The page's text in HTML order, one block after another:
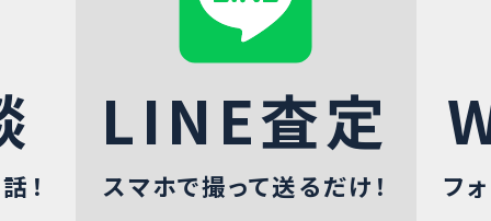
！
LINE査定
スマホで撮って送るだけ！ フ